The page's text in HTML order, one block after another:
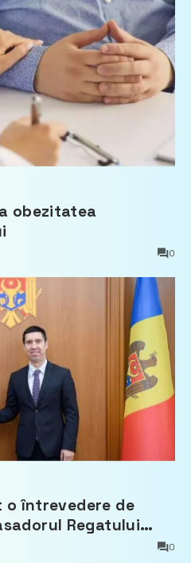
obezitatea
0
o întrevedere de
Regatului
0